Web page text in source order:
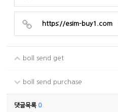
https://esim-buy1.com
boll send get
boll send purchase
댓글목록 0